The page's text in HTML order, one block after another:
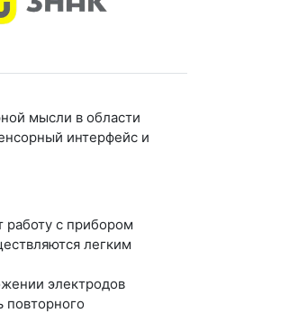
мысли в области
интерфейс и
работу с прибором
легким
электродов
повторного